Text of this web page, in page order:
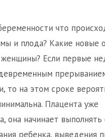
что
и плода? Какие новые
Если первые
то на этом сроке
Плацента уже
она начинает
ребенка, выведения